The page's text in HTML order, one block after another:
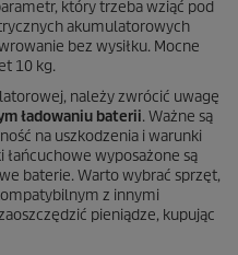
który trzeba wziąć pod
akumulatorowych
bez wysiłku. Mocne
10 kg.
należy zwrócić uwagę
ładowaniu baterii. Ważne są
na uszkodzenia i warunki
wyposażone są
baterie. Warto wybrać sprzęt,
z innymi
pieniądze, kupując